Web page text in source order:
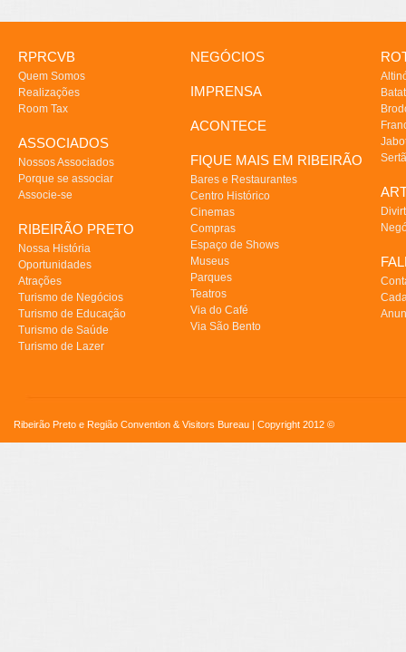
RPRCVB
Quem Somos
Realizações
Room Tax
ASSOCIADOS
Nossos Associados
Porque se associar
Associe-se
RIBEIRÃO PRETO
Nossa História
Oportunidades
Atrações
Turismo de Negócios
Turismo de Educação
Turismo de Saúde
Turismo de Lazer
NEGÓCIOS
IMPRENSA
ACONTECE
FIQUE MAIS EM RIBEIRÃO
Bares e Restaurantes
Centro Histórico
Cinemas
Compras
Espaço de Shows
Museus
Parques
Teatros
Via do Café
Via São Bento
Ribeirão Preto e Região Convention & Visitors Bureau | Copyright 2012 ©